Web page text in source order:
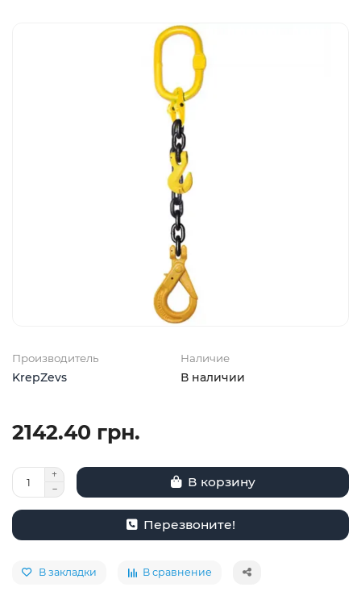
Производитель
KrepZevs
Наличие
В наличии
2142.40 грн.
В корзину
Перезвоните!
В закладки В сравнение